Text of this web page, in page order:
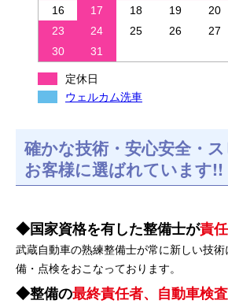
16
17 18 19 20
23
24 25 26 27
30
31
定休日
ウェルカム洗車
確かな技術・安心安全・
お客様に選ばれています!!
国家資格を有した整備士が責
武蔵自動車の熟練整備士が常に新しい技
備・点検をおこなっております。
整備の最終責任者、自動車検